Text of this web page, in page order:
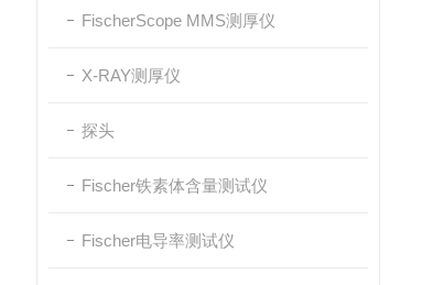
FischerScope MMS测厚仪
X-RAY测厚仪
探头
Fischer铁素体含量测试仪
Fischer电导率测试仪